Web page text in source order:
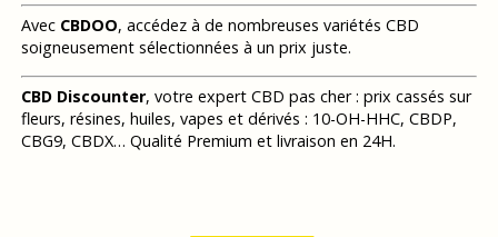
Avec CBDOO, accédez à de nombreuses variétés CBD
soigneusement sélectionnées à un prix juste.
CBD Discounter, votre expert CBD pas cher : prix cassés sur
fleurs, résines, huiles, vapes et dérivés : 10-OH-HHC, CBDP,
CBG9, CBDX… Qualité Premium et livraison en 24H.